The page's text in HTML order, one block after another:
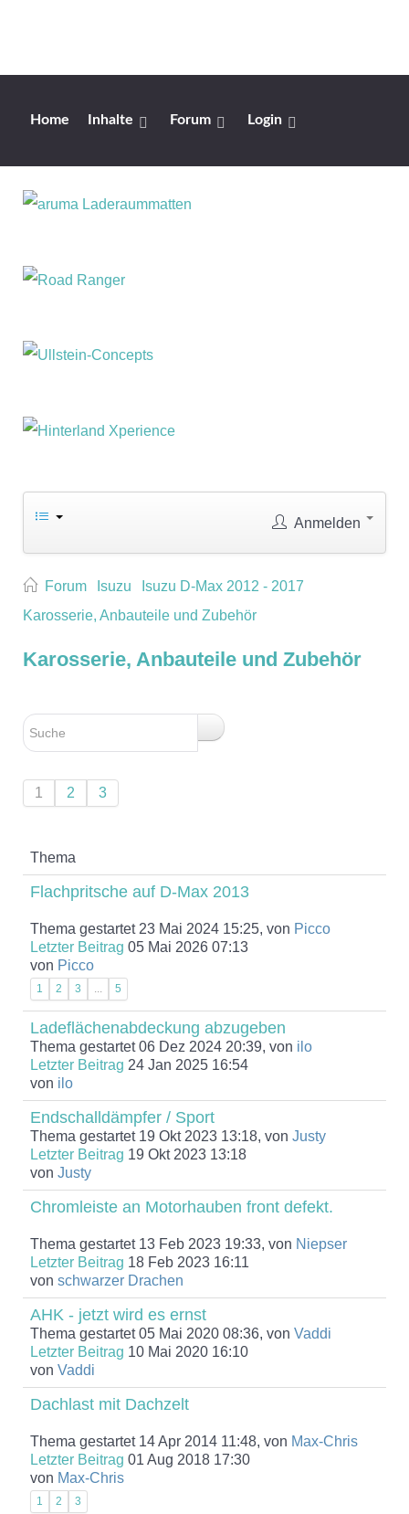
Home Inhalte Forum Login
Anmelden
Forum Isuzu
Isuzu D-Max 2012 - 2017
Karosserie, Anbauteile und Zubehör
Karosserie, Anbauteile und Zubehör
1 2 3
Thema
Flachpritsche auf D-Max 2013
Thema gestartet 23 Mai 2024 15:25, von Picco
Letzter Beitrag 05 Mai 2026 07:13
von Picco
1 2 3 ... 5
Ladeflächenabdeckung abzugeben
Thema gestartet 06 Dez 2024 20:39, von ilo
Letzter Beitrag 24 Jan 2025 16:54
von ilo
Endschalldämpfer / Sport
Thema gestartet 19 Okt 2023 13:18, von Justy
Letzter Beitrag 19 Okt 2023 13:18
von Justy
Chromleiste an Motorhauben front defekt.
Thema gestartet 13 Feb 2023 19:33, von Niepser
Letzter Beitrag 18 Feb 2023 16:11
von schwarzer Drachen
AHK - jetzt wird es ernst
Thema gestartet 05 Mai 2020 08:36, von Vaddi
Letzter Beitrag 10 Mai 2020 16:10
von Vaddi
Dachlast mit Dachzelt
Thema gestartet 14 Apr 2014 11:48, von Max-Chris
Letzter Beitrag 01 Aug 2018 17:30
von Max-Chris
1 2 3